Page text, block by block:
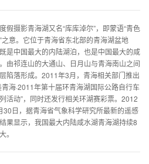
假摄影青海湖又名“库库淖尔”，即蒙语“青色
之意。它位于青海省东北部的青海湖盆地
是中国最大的内陆湖泊，也是中国最大的咸
由祁连山的大通山、日月山与青海南山之间
陷落形成。2011年3月，青海相关部门推出
青海·2011年第十届环青海湖国际公路自行车
活动”，同时还发行相关环湖赛彩票。2012
30日，据青海省气象科学研究所最新的遥感
果显示，我国最大内陆咸水湖青海湖持续8
。